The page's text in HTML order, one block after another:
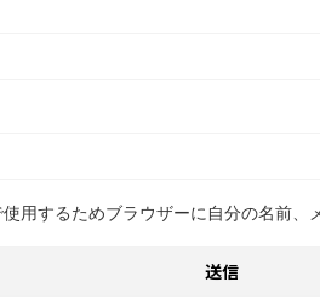
用するためブラウザーに自分の名前、